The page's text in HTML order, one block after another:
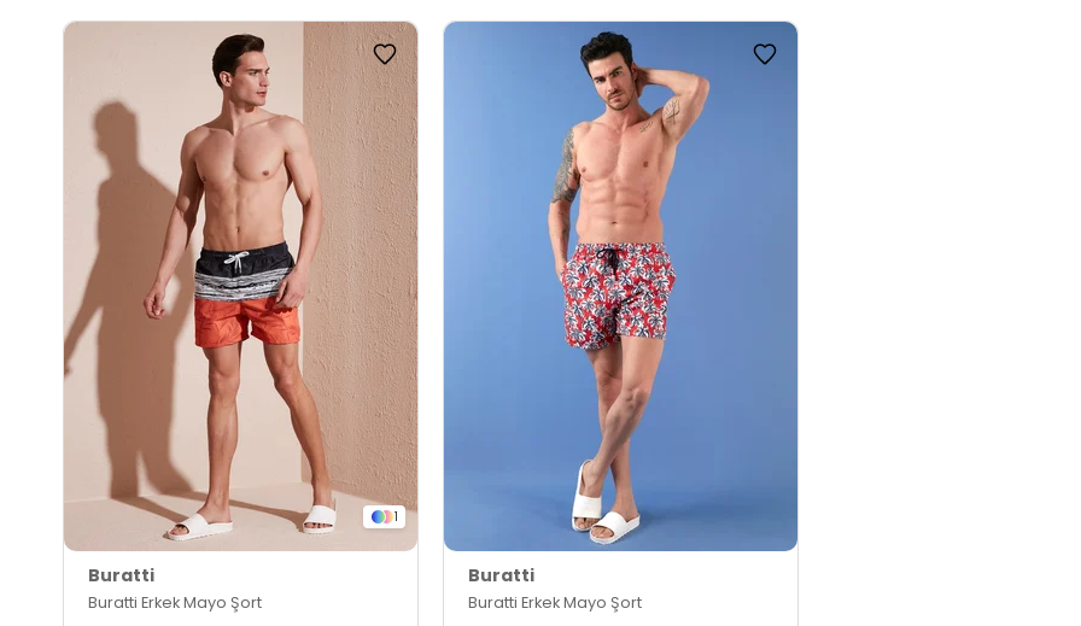
1
Buratti
Buratti Erkek Mayo Şort
Buratti
Buratti Erkek Mayo Şort